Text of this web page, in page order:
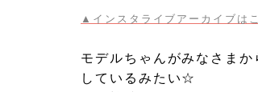
▲インスタライブアーカイブは
モデルちゃんがみなさま
しているみたい☆